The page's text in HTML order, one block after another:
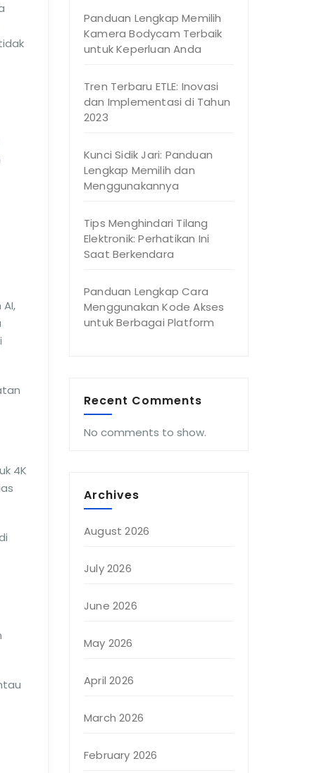
4K
Panduan Lengkap Memilih
Kamera Bodycam Terbaik
untuk Keperluan Anda
Tren Terbaru ETLE: Inovasi
dan Implementasi di Tahun
2023
Kunci Sidik Jari: Panduan
Lengkap Memilih dan
Menggunakannya
Tips Menghindari Tilang
Elektronik: Perhatikan Ini
Saat Berkendara
Panduan Lengkap Cara
Menggunakan Kode Akses
untuk Berbagai Platform
Recent Comments
No comments to show.
Archives
August 2026
July 2026
June 2026
May 2026
April 2026
March 2026
February 2026